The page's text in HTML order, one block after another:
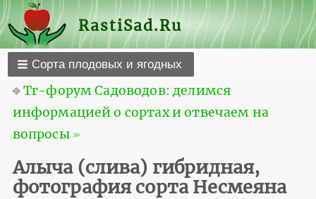
RastiSad.Ru
Сорта плодовых и ягодных
⎆Тг-форум Садоводов: делимся
информацией о сортах и отвечаем на
вопросы ≫
Алыча (слива) гибридная,
фотография сорта Несмеяна